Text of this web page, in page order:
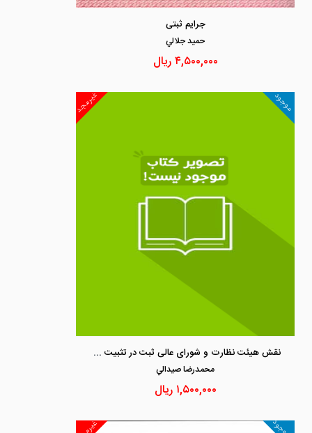
جرایم ثبتی
حميد جلالي
۴,۵۰۰,۰۰۰ریال
غیرمجد موجود
نقش هیئت نظارت و شورای عالی ثبت در تثبیت مالکیت
محمدرضا صيدالي
۱,۵۰۰,۰۰۰ ریال